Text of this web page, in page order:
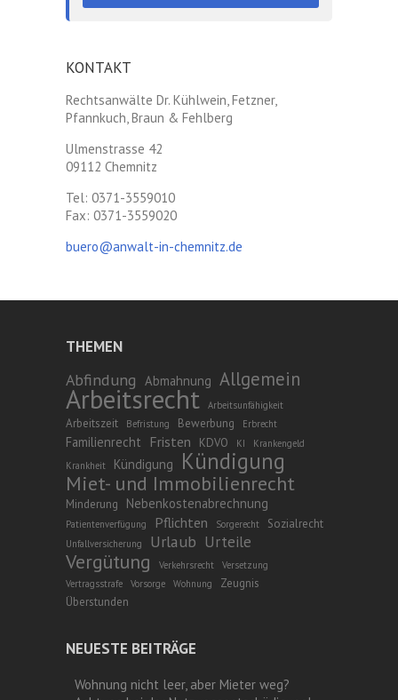
KONTAKT
Rechtsanwälte Dr. Kühlwein, Fetzner,
Pfannkuch, Braun & Fehlberg
Ulmenstrasse 42
09112 Chemnitz
Tel: 0371-3559010
Fax: 0371-3559020
buero@anwalt-in-chemnitz.de
THEMEN
Abfindung Abmahnung Allgemein
Arbeitsrecht Arbeitsunfähigkeit
Arbeitszeit Befristung Bewerbung Erbrecht
Familienrecht Fristen KDVO KI
Krankengeld
Krankheit
Kündigung Kündigung
Miet- und Immobilienrecht
Minderung Nebenkostenabrechnung
Patientenverfügung Pflichten Sorgerecht Sozialrecht
Unfallversicherung Urlaub Urteile
Vergütung Verkehrsrecht
Versetzung
Vertragsstrafe
Vorsorge Wohnung
Zeugnis
Überstunden
NEUESTE BEITRÄGE
Wohnung nicht leer, aber Mieter weg?